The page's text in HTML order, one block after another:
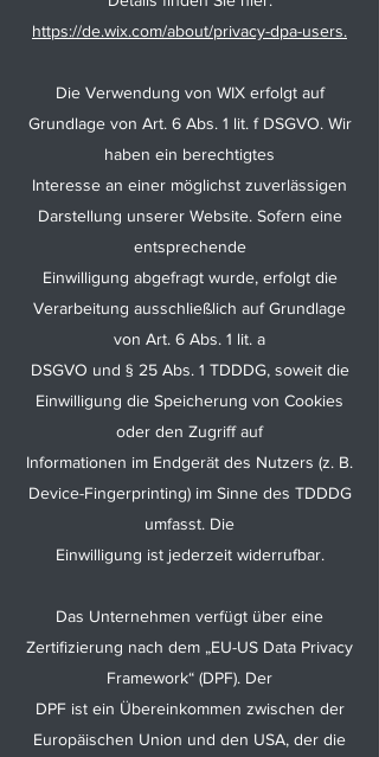
https://de.wix.com/about/privacy-dpa-users.
Die Verwendung von WIX erfolgt auf
Grundlage von Art. 6 Abs. 1 lit. f DSGVO. Wir
haben ein berechtigtes
Interesse an einer möglichst zuverlässigen
Darstellung unserer Website. Sofern eine
entsprechende
Einwilligung abgefragt wurde, erfolgt die
Verarbeitung ausschließlich auf Grundlage
von Art. 6 Abs. 1 lit. a
DSGVO und § 25 Abs. 1 TDDDG, soweit die
Einwilligung die Speicherung von Cookies
oder den Zugriff auf
Informationen im Endgerät des Nutzers (z. B.
Device-Fingerprinting) im Sinne des TDDDG
umfasst. Die
Einwilligung ist jederzeit widerrufbar.
Das Unternehmen verfügt über eine
Zertifizierung nach dem „EU-US Data Privacy
Framework“ (DPF). Der
DPF ist ein Übereinkommen zwischen der
Europäischen Union und den USA, der die